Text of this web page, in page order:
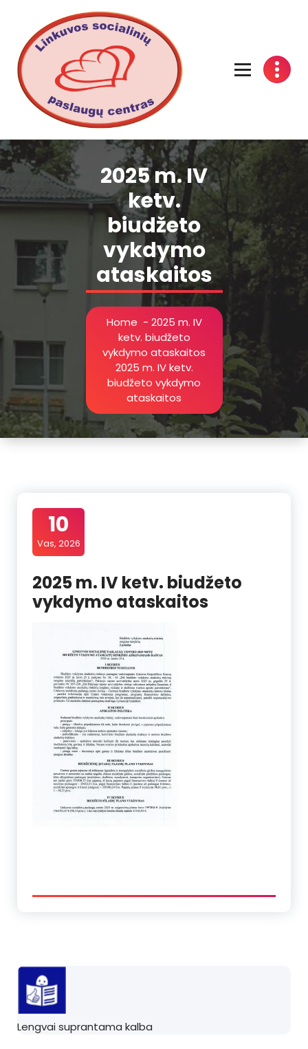
2025 m. IV
ketv.
biudžeto
vykdymo
ataskaitos
Home - 2025 m. IV
ketv. biudžeto
vykdymo ataskaitos
2025 m. IV ketv.
biudžeto vykdymo
ataskaitos
10
Vas, 2026
2025 m. IV ketv. biudžeto
vykdymo ataskaitos
Lengvai suprantama kalba